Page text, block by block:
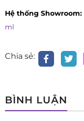
Hệ thống Showroom:
ml
Chia sẻ:
BÌNH LUẬN